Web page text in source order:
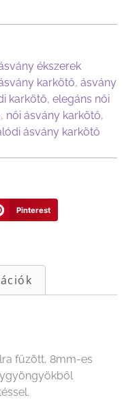
ékszerek
karkötő, ásvány
karkötő, elegáns női
, női ásvány karkötő,
ásvány karkötő
Pinterest
fűzött, 8mm-es